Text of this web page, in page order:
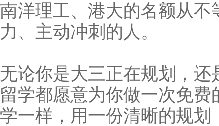
南洋理工、港大的名额从
力、主动冲刺的人。
无论你是大三正在规划，
留学都愿意为你做一次免
学一样，用一份清晰的规